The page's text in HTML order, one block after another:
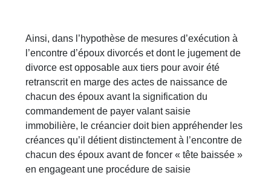
Ainsi, dans l’hypothèse de mesures d’exécution à
l’encontre d’époux divorcés et dont le jugement de
divorce est opposable aux tiers pour avoir été
retranscrit en marge des actes de naissance de
chacun des époux avant la signification du
commandement de payer valant saisie
immobilière, le créancier doit bien appréhender les
créances qu’il détient distinctement à l’encontre de
chacun des époux avant de foncer « tête baissée »
en engageant une procédure de saisie